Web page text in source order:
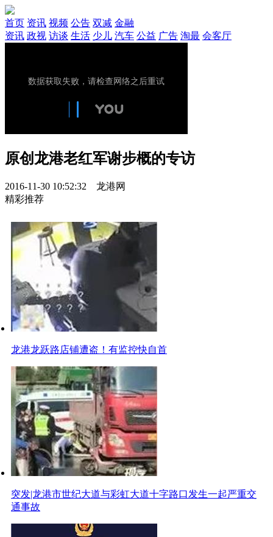
首页 资讯 视频 公告 双减 金融
资讯 政视 访谈 生活 少儿 汽车 公益 广告 淘最 会客厅
原创 龙港老红军谢步概的专访
2016-11-30 10:52:32 龙港网
精彩推荐
龙港龙跃路店铺遭盗！有监控快自首
突发|龙港市世纪大道与彩虹大道十字路口发生一起严重交
通事故